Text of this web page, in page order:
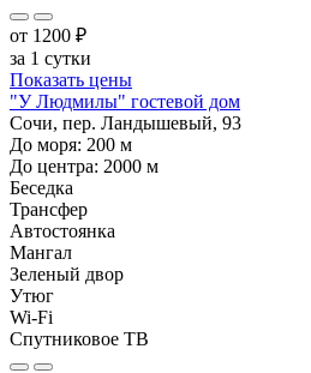
от 1200 ₽
за 1 сутки
Показать цены
"У Людмилы" гостевой дом
Сочи, пер. Ландышевый, 93
До моря: 200 м
До центра: 2000 м
Беседка
Трансфер
Автостоянка
Мангал
Зеленый двор
Утюг
Wi-Fi
Спутниковое ТВ